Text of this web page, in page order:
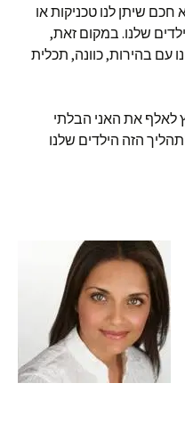
שיתן לנו טכניקות או
שלנו. במקום זאת,
עם בהירות, כוונה, תכלית
לאלף את האני הבלתי
הזה הילדים שלנו